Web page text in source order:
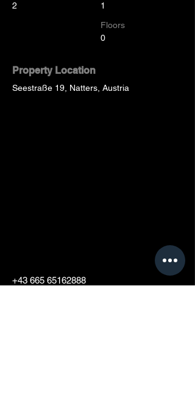
2
1
Floors
0
Property Location
Seestraße 19, Natters, Austria
+43 665 65162888